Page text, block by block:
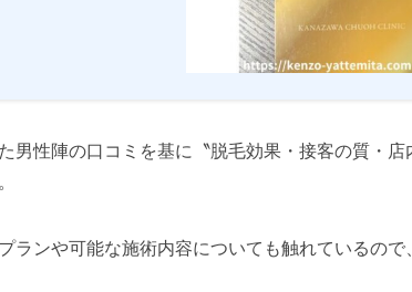
男性陣の口コミを基に〝脱毛効果・接客の質・
ランや可能な施術内容についても触れているの